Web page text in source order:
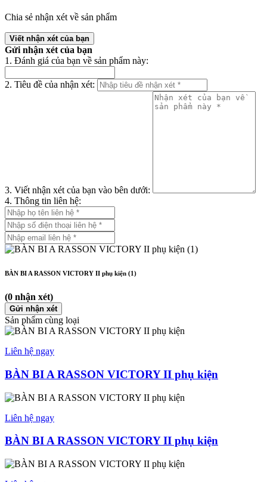
Chia sẻ nhận xét về sản phẩm
Viết nhận xét của bạn
Gửi nhận xét của bạn
1. Đánh giá của bạn về sản phẩm này:
2. Tiêu đề của nhận xét:
3. Viết nhận xét của bạn vào bên dưới:
4. Thông tin liên hệ:
BÀN BI A RASSON VICTORY II phụ kiện (1)
(0 nhận xét)
Gửi nhận xét
Sản phẩm cùng loại
Liên hệ ngay
BÀN BI A RASSON VICTORY II phụ kiện
Liên hệ ngay
BÀN BI A RASSON VICTORY II phụ kiện